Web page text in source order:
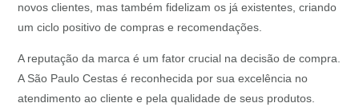
novos clientes, mas também fidelizam os já existentes, criando
um ciclo positivo de compras e recomendações.
A reputação da marca é um fator crucial na decisão de compra.
A São Paulo Cestas é reconhecida por sua excelência no
atendimento ao cliente e pela qualidade de seus produtos.